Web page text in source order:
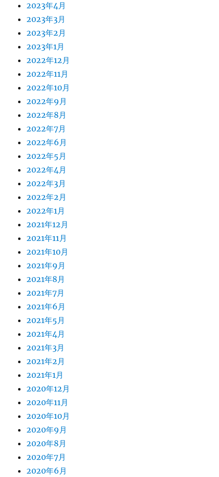
2023年4月
2023年3月
2023年2月
2023年1月
2022年12月
2022年11月
2022年10月
2022年9月
2022年8月
2022年7月
2022年6月
2022年5月
2022年4月
2022年3月
2022年2月
2022年1月
2021年12月
2021年11月
2021年10月
2021年9月
2021年8月
2021年7月
2021年6月
2021年5月
2021年4月
2021年3月
2021年2月
2021年1月
2020年12月
2020年11月
2020年10月
2020年9月
2020年8月
2020年7月
2020年6月